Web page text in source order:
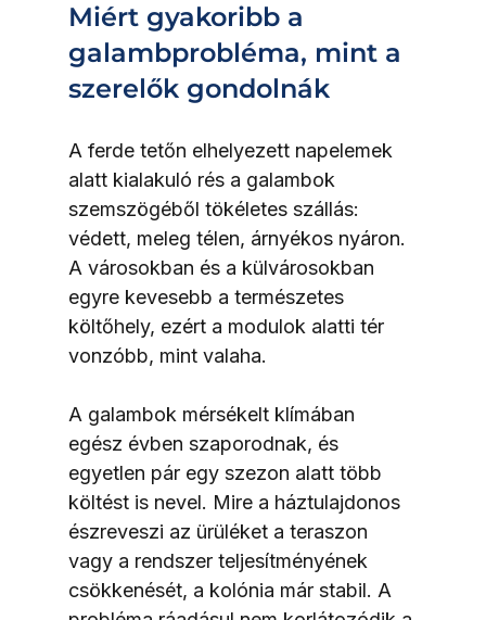
Miért gyakoribb a
galambprobléma, mint a
szerelők gondolnák
A ferde tetőn elhelyezett napelemek
alatt kialakuló rés a galambok
szemszögéből tökéletes szállás:
védett, meleg télen, árnyékos nyáron.
A városokban és a külvárosokban
egyre kevesebb a természetes
költőhely, ezért a modulok alatti tér
vonzóbb, mint valaha.
A galambok mérsékelt klímában
egész évben szaporodnak, és
egyetlen pár egy szezon alatt több
költést is nevel. Mire a háztulajdonos
észreveszi az ürüléket a teraszon
vagy a rendszer teljesítményének
csökkenését, a kolónia már stabil. A